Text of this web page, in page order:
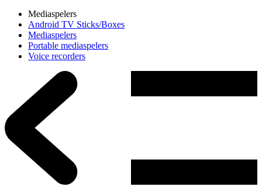
Mediaspelers
Android TV Sticks/Boxes
Mediaspelers
Portable mediaspelers
Voice recorders